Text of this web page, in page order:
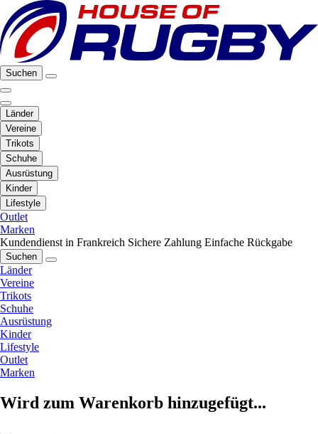
Suchen
Länder
Vereine
Trikots
Schuhe
Ausrüstung
Kinder
Lifestyle
Outlet
Marken
Kundendienst in Frankreich Sichere Zahlung Einfache Rückgabe
Suchen
Länder
Vereine
Trikots
Schuhe
Ausrüstung
Kinder
Lifestyle
Outlet
Marken
Wird zum Warenkorb hinzugefügt...